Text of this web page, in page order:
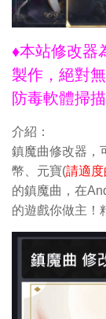
♦本站修改器
製作，絕對
防毒軟體掃
介紹：
鎮魔曲修改器，
幣、元寶(請適
的鎮魔曲，在
的遊戲你做主！